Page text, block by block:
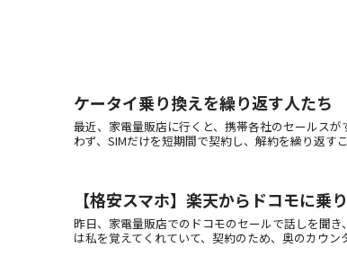
ケータイ乗り換えを繰り返す人たち
最近、家電量販店に行くと、携帯各社のセールス
わず、SIMだけを短期間で契約し、解約を繰り返
【格安スマホ】楽天からドコモに乗
昨日、家電量販店でのドコモのセールで話しを聞
は私を覚えてくれていて、契約のため、奥のカウ